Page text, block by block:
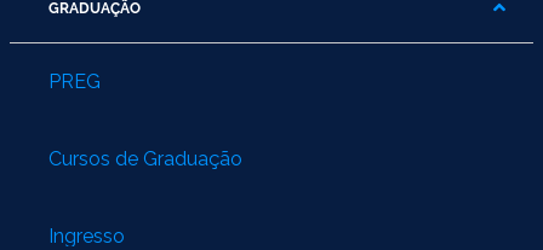
GRADUAÇÃO
PREG
Cursos de Graduação
Ingresso